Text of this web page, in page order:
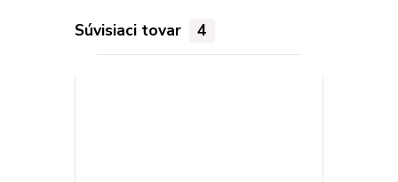
Súvisiaci tovar 4